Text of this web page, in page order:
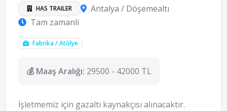
HAS TRAILER
Antalya / Döşemealtı
Tam zamanli
Fabrika / Atölye
💰 Maaş Aralığı: 29500 - 42000 TL
İşletmemiz için gazaltı kaynakçısı alınacaktır.